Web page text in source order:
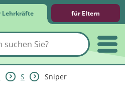
Lehrkräfte für Eltern
Schule
S Sniper